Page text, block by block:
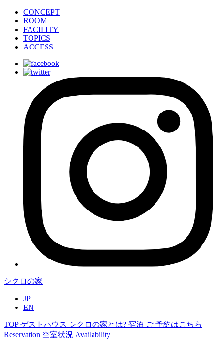
CONCEPT
ROOM
FACILITY
TOPICS
ACCESS
シクロの家
JP
EN
TOP ゲストハウス シクロの家とは? 宿泊 ご 予約はこちら
Reservation 空室状況 Availability